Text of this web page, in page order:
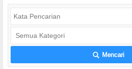
L Mencari